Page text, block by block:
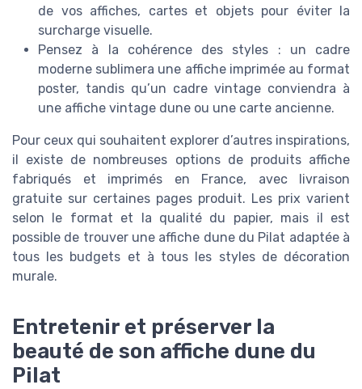
de vos affiches, cartes et objets pour éviter la
surcharge visuelle.
Pensez à la cohérence des styles : un cadre
moderne sublimera une affiche imprimée au format
poster, tandis qu’un cadre vintage conviendra à
une affiche vintage dune ou une carte ancienne.
Pour ceux qui souhaitent explorer d’autres inspirations,
il existe de nombreuses options de produits affiche
fabriqués et imprimés en France, avec livraison
gratuite sur certaines pages produit. Les prix varient
selon le format et la qualité du papier, mais il est
possible de trouver une affiche dune du Pilat adaptée à
tous les budgets et à tous les styles de décoration
murale.
Entretenir et préserver la
beauté de son affiche dune du
Pilat